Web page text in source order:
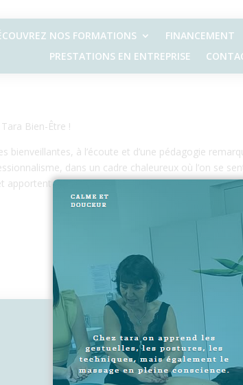
NOS FORMATIONS FINANCEMENT
PRESTATIONS EN ENTREPRISE
Bien-Être !
à l’écoute et d’une pédagogie
dans un cadre chaleureux où l’on se
autant sur le plan professionnel que
2
SUIVEZ-NOUS !